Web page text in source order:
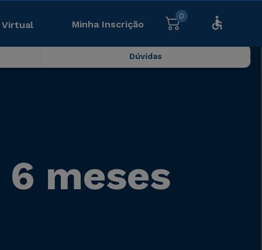
Virtual Minha Inscrição
0
Dúvidas
meses